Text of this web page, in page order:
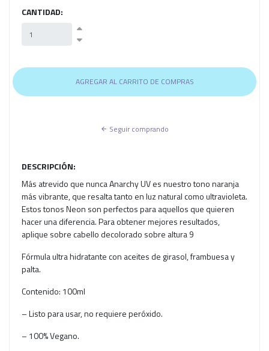
CANTIDAD:
Seguir comprando
DESCRIPCIÓN:
Más atrevido que nunca Anarchy UV es nuestro tono naranja
más vibrante, que resalta tanto en luz natural como ultravioleta.
Estos tonos Neon son perfectos para aquellos que quieren
hacer una diferencia. Para obtener mejores resultados,
aplique sobre cabello decolorado sobre altura 9
Fórmula ultra hidratante con aceites de girasol, frambuesa y
palta.
Contenido: 100ml
– Listo para usar, no requiere peróxido.
– 100% Vegano.